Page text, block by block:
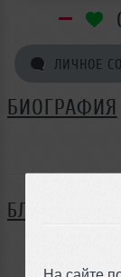
На сайте
ЛИЧНОЕ
БИОГРАФИЯ
БЛОГ